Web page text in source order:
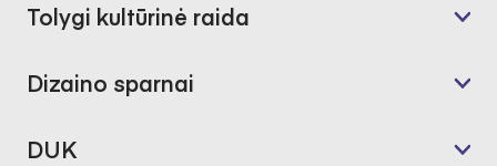
Tolygi kultūrinė raida
Dizaino sparnai
DUK